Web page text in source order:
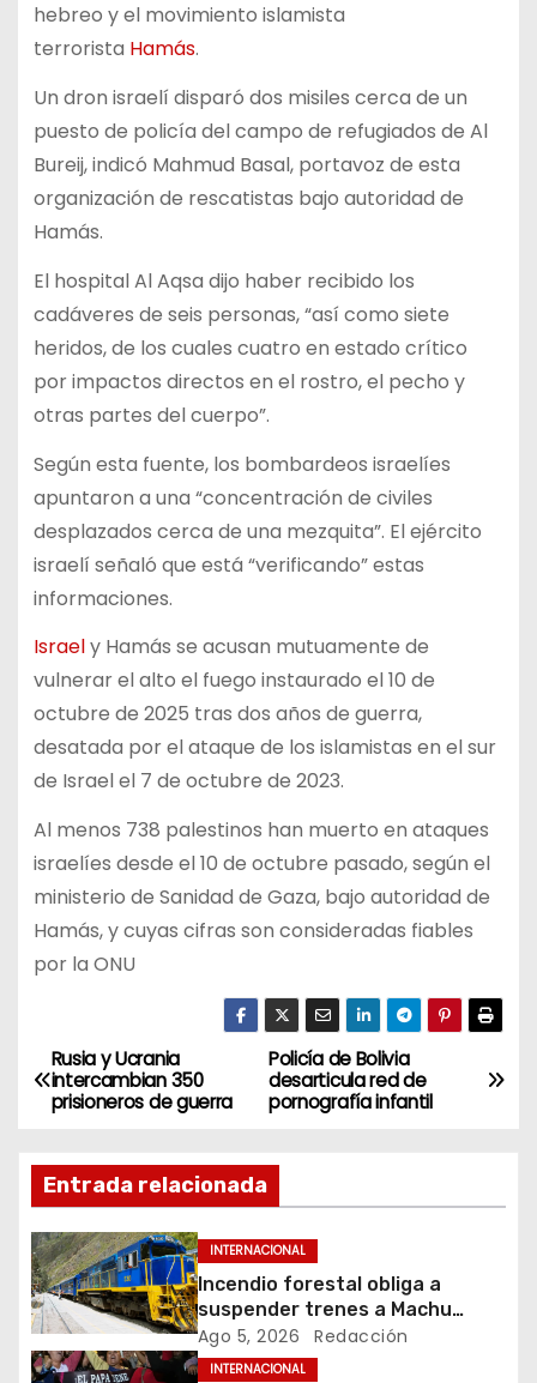
hebreo y el movimiento islamista
terrorista Hamás.
Un dron israelí disparó dos misiles cerca de un
puesto de policía del campo de refugiados de Al
Bureij, indicó Mahmud Basal, portavoz de esta
organización de rescatistas bajo autoridad de
Hamás.
El hospital Al Aqsa dijo haber recibido los
cadáveres de seis personas, “así como siete
heridos, de los cuales cuatro en estado crítico
por impactos directos en el rostro, el pecho y
otras partes del cuerpo”.
Según esta fuente, los bombardeos israelíes
apuntaron a una “concentración de civiles
desplazados cerca de una mezquita”. El ejército
israelí señaló que está “verificando” estas
informaciones.
Israely Hamás se acusan mutuamente de
vulnerar el alto el fuego instaurado el 10 de
octubre de 2025 tras dos años de guerra,
desatada por el ataque de los islamistas en el sur
de Israel el 7 de octubre de 2023.
Al menos 738 palestinos han muerto en ataques
israelíes desde el 10 de octubre pasado, según el
ministerio de Sanidad de Gaza, bajo autoridad de
Hamás, y cuyas cifras son consideradas fiables
por la ONU
N
a
v
e
g
a
Policía de Bolivia
desarticula red de
pornografía infantil
Rusia y Ucrania
intercambian 350
prisioneros de guerra
Entrada relacionada
INTERNACIONAL
Incendio forestal obliga a
suspender trenes a Machu
Picchu
Ago 5, 2026 Redacción
INTERNACIONAL